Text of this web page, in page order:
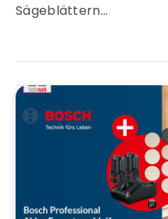
Sägeblättern…